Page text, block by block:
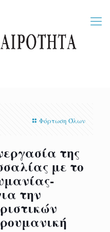
Φόρτωση Όλων
της
με το
την